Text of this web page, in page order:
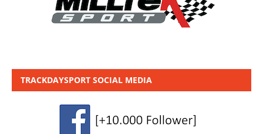
TRACKDAYSPORT SOCIAL MEDIA